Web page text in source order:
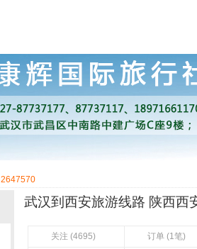
2647570
武汉到西安旅游线路 陕西西
关注 (4695) 订单 (1笔)